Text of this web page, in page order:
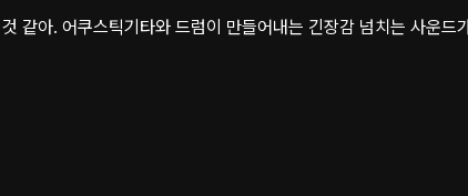
같아. 어쿠스틱기타와 드럼이 만들어내는 긴장감 넘치는 사운드